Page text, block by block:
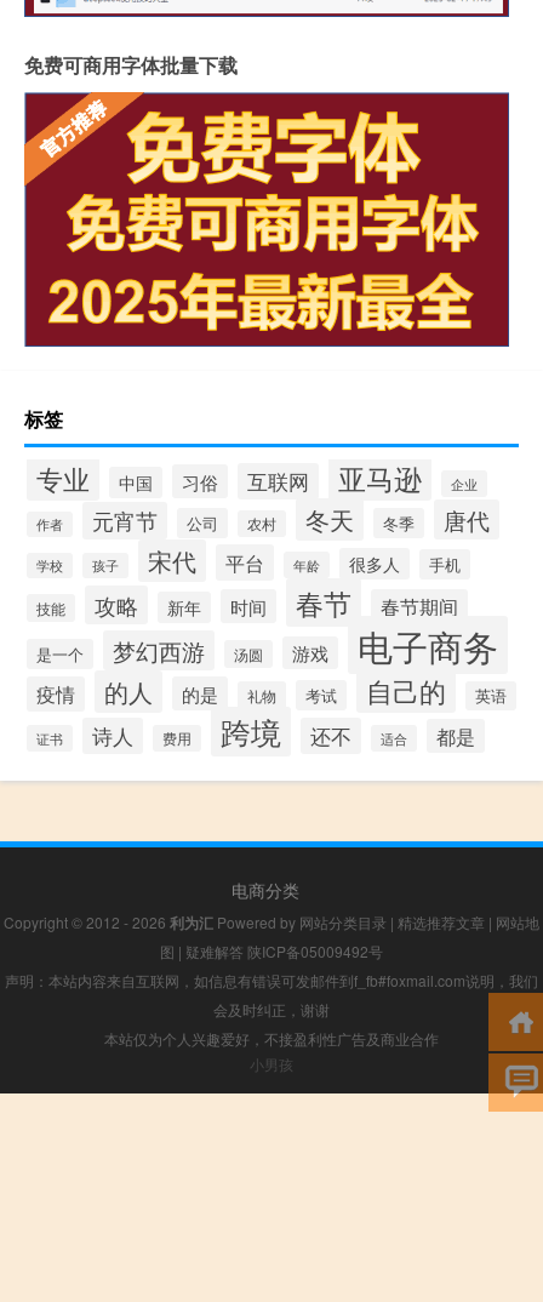
免费可商用字体批量下载
标签
专业 中国 习俗 互联网 亚马逊 企业
作者 元宵节 公司 农村 冬天 冬季 唐代
学校 孩子 宋代 平台 年龄 很多人 手机
技能 攻略 新年 时间 春节 春节期间
是一个 梦幻西游 汤圆 游戏 电子商务
疫情 的人 的是 礼物 考试 自己的 英语
证书 诗人 费用 跨境 还不 适合 都是
电商分类
Copyright © 2012 - 2026 利为汇 Powered by 网站分类目录 | 精选推荐文章 | 网站地
图 | 疑难解答 陕ICP备05009492号
声明：本站内容来自互联网，如信息有错误可发邮件到f_fb#foxmail.com说明，我们
会及时纠正，谢谢
本站仅为个人兴趣爱好，不接盈利性广告及商业合作
小男孩